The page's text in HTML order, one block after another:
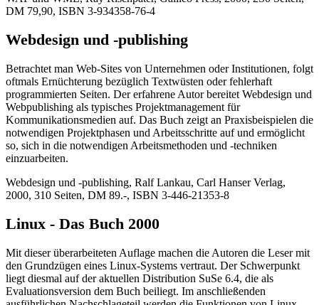
DM 79,90, ISBN 3-934358-76-4
Webdesign und -publishing
Betrachtet man Web-Sites von Unternehmen oder Institutionen, folgt
oftmals Ernüchterung bezüglich Textwüsten oder fehlerhaft
programmierten Seiten. Der erfahrene Autor bereitet Webdesign und
Webpublishing als typisches Projektmanagement für
Kommunikationsmedien auf. Das Buch zeigt an Praxisbeispielen die
notwendigen Projektphasen und Arbeitsschritte auf und ermöglicht
so, sich in die notwendigen Arbeitsmethoden und -techniken
einzuarbeiten.
Webdesign und -publishing, Ralf Lankau, Carl Hanser Verlag,
2000, 310 Seiten, DM 89.-, ISBN 3-446-21353-8
Linux - Das Buch 2000
Mit dieser überarbeiteten Auflage machen die Autoren die Leser mit
den Grundzügen eines Linux-Systems vertraut. Der Schwerpunkt
liegt diesmal auf der aktuellen Distribution SuSe 6.4, die als
Evaluationsversion dem Buch beiliegt. Im anschließenden